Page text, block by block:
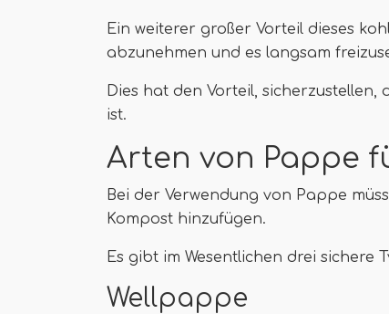
Ein weiterer großer Vorteil dieses
abzunehmen und es langsam
Dies hat den Vorteil,
ist.
Arten von Pappe
Bei der Verwendung von Pappe
Kompost hinzufügen.
Es gibt im Wesentlichen drei sichere
Wellpappe